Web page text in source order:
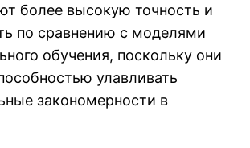
более высокую точность и
по сравнению с моделями
обучения, поскольку они
улавливать
закономерности в